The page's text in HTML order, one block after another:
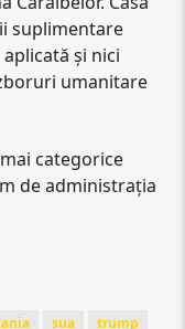
suplimentare
și nici
umanitare
categorice
de administrația
sua trump